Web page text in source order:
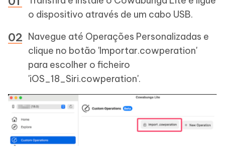
o dispositivo através de um cabo USB.
Navegue até Operações Personalizadas e
clique no botão 'Importar.cowperation'
para escolher o ficheiro
'iOS_18_Siri.cowperation'.